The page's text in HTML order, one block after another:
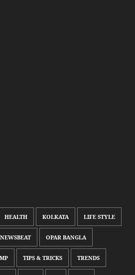
HEALTH KOLKATA LIFE STYLE
NEWSBEAT OPAR BANGLA
TIPS & TRICKS TRENDS